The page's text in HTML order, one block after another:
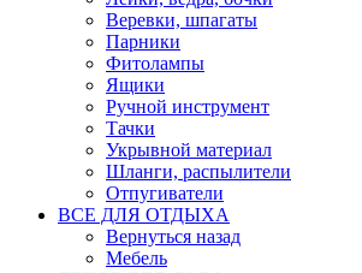
Веревки, шпагаты
Парники
Фитолампы
Ящики
Ручной инструмент
Тачки
Укрывной материал
Шланги, распылители
Отпугиватели
ВСЕ ДЛЯ ОТДЫХА
Вернуться назад
Мебель